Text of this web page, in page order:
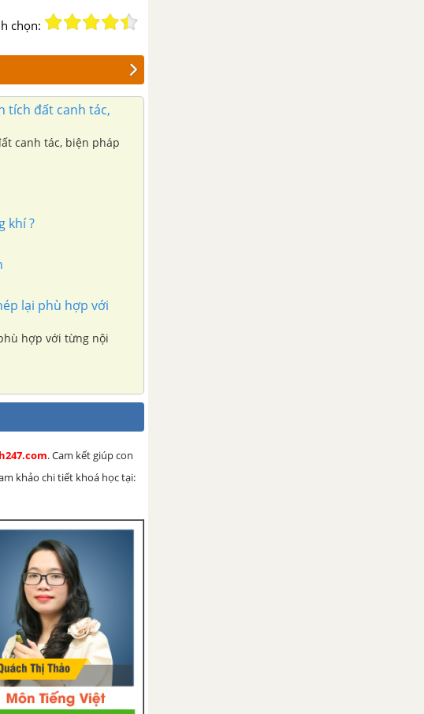
chọn:
tích đất canh tác,
canh tác, biện pháp
khí ?
lại phù hợp với
hợp với từng nội
. Cam kết giúp con
khảo chi tiết khoá học tại: